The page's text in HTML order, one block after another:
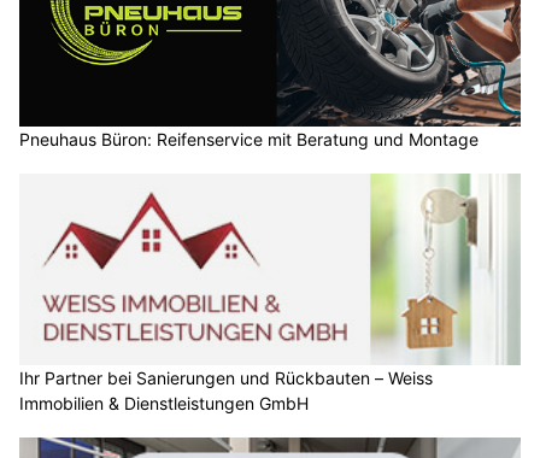
Pneuhaus Büron: Reifenservice mit Beratung und Montage
Ihr Partner bei Sanierungen und Rückbauten – Weiss
Immobilien & Dienstleistungen GmbH